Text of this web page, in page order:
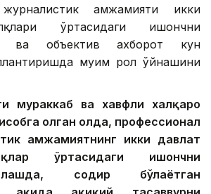
ҳамжамияти икки
ўртасидаги ишончни
ва объектив ахборот кун
муҳим рол ўйнашини
мураккаб ва хавфли халқаро
олган ҳолда, профессионал
ҳамжамиятнинг икки давлат
ўртасидаги ишончни
содир бўлаётган